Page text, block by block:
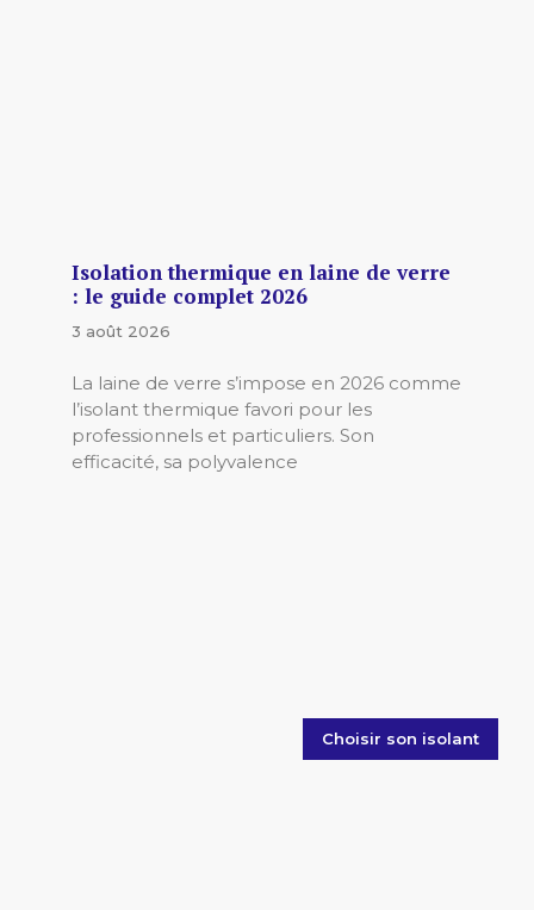
Isolation thermique en laine de verre
: le guide complet 2026
3 août 2026
La laine de verre s’impose en 2026 comme
l’isolant thermique favori pour les
professionnels et particuliers. Son
efficacité, sa polyvalence
Choisir son isolant